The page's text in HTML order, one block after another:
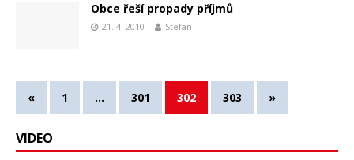
Obce řeší propady příjmů
21. 4. 2010 Stefan
« 1 … 301 302 303 »
VIDEO